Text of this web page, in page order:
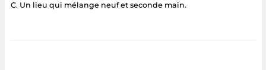
C. Un lieu qui mélange neuf et seconde main.